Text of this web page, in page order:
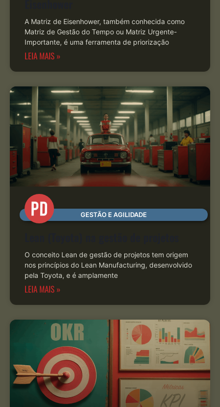
A Matriz de Eisenhower, também conhecida como
Matriz de Gestão do Tempo ou Matriz Urgente-
Importante, é uma ferramenta de priorização
LEIA MAIS »
GESTÃO E AGILIDADE
O conceito Lean de gestão de projetos tem origem
nos princípios do Lean Manufacturing, desenvolvido
pela Toyota, e é amplamente
LEIA MAIS »